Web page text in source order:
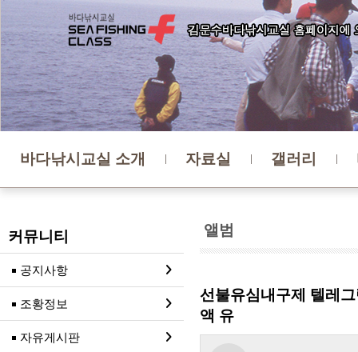
바다낚시교실 소개 자료실 갤러리
앨범
커뮤니티
공지사항
조황정보
자유게시판
선불유심내구제 텔레
액 유